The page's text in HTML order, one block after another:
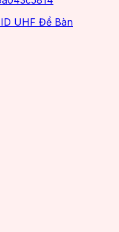
UHF Để Bàn